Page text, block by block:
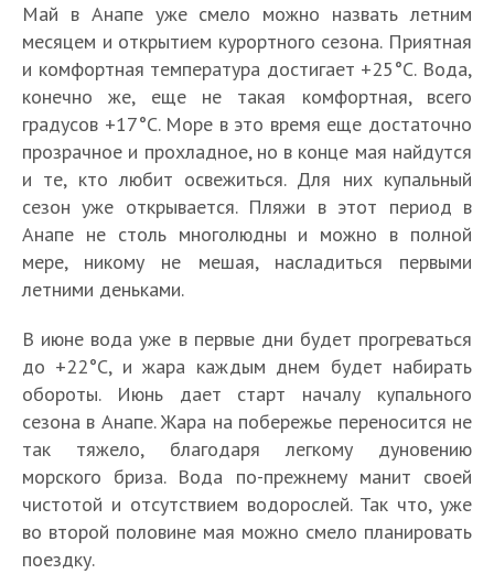
Май в Анапе уже смело можно назвать летним
месяцем и открытием курортного сезона. Приятная
и комфортная температура достигает +25°C. Вода,
конечно же, еще не такая комфортная, всего
градусов +17°C. Море в это время еще достаточно
прозрачное и прохладное, но в конце мая найдутся
и те, кто любит освежиться. Для них купальный
сезон уже открывается. Пляжи в этот период в
Анапе не столь многолюдны и можно в полной
мере, никому не мешая, насладиться первыми
летними деньками.
В июне вода уже в первые дни будет прогреваться
до +22°C, и жара каждым днем будет набирать
обороты. Июнь дает старт началу купального
сезона в Анапе. Жара на побережье переносится не
так тяжело, благодаря легкому дуновению
морского бриза. Вода по-прежнему манит своей
чистотой и отсутствием водорослей. Так что, уже
во второй половине мая можно смело планировать
поездку.